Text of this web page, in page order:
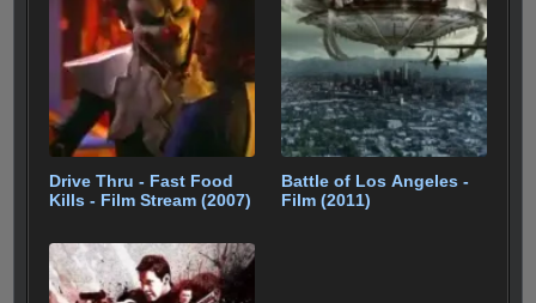
Drive Thru - Fast Food
Kills - Film Stream (2007)
Battle of Los Angeles -
Film (2011)